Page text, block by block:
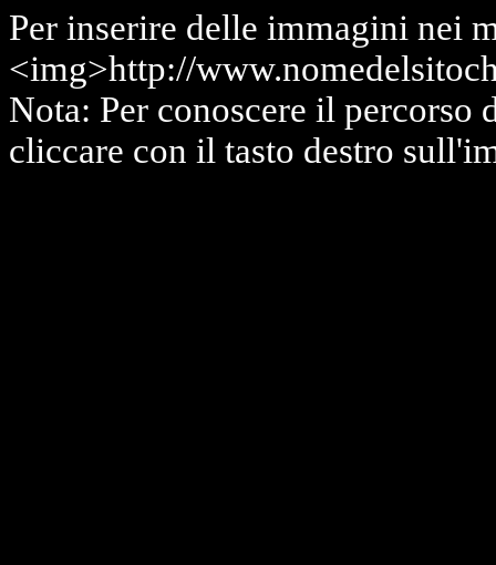
Per inserire delle immagini nei
<img>http://
Nota: Per conoscere il percorso
cliccare con il tasto destro